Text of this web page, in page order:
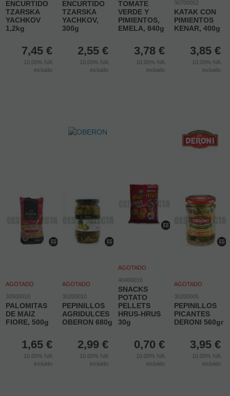
ENCURTIDO
TZARSKA
YACHKOV
1,2kg
7,45 €
10.00% IVA
incluido
ENCURTIDO
TZARSKA
YACHKOV,
300g
2,55 €
10.00% IVA
incluido
TOMATE
VERDE Y
PIMIENTOS,
EMELA, 840g
3,78 €
10.00% IVA
incluido
30700002
KATAK CON
PIMIENTOS
KENAR, 400g
3,85 €
10.00% IVA
incluido
AGOTADO
30500010
PALOMITAS
DE MAIZ
FIORE, 500g
1,65 €
10.00% IVA
incluido
AGOTADO
30200010
PEPINILLOS
AGRIDULCES
OBERON 680g
2,99 €
10.00% IVA
incluido
AGOTADO
40400016
SNACKS
POTATO
PELLETS
HRUS-HRUS
30g
0,70 €
10.00% IVA
incluido
AGOTADO
30200005
PEPINILLOS
PICANTES
DERONI 560gr
3,95 €
10.00% IVA
incluido